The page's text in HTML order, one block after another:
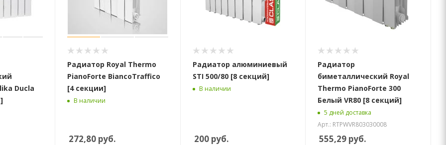
Ducla
Радиатор Royal Thermo
PianoForte BiancoTraffico
[4 секции]
В наличии
272,80руб.
Радиатор алюминиевый
STI 500/80 [8 секций]
В наличии
200руб.
Радиатор
биметаллический Royal
Thermo PianoForte 300
Белый VR80 [8 секций]
5 дней доставка
Арт.: RTPWVR803030008
555,29 руб.